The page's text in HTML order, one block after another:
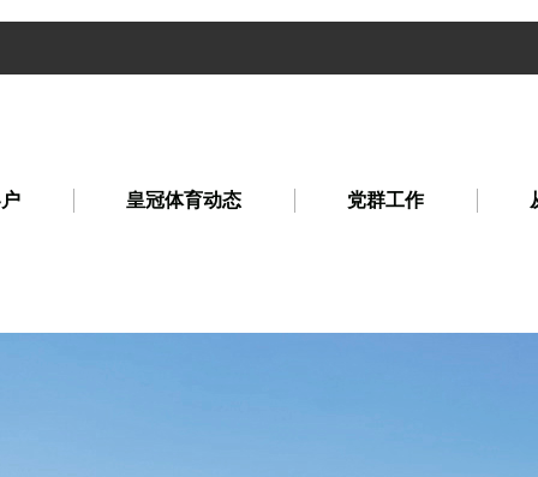
皇冠体育动态 党群工作